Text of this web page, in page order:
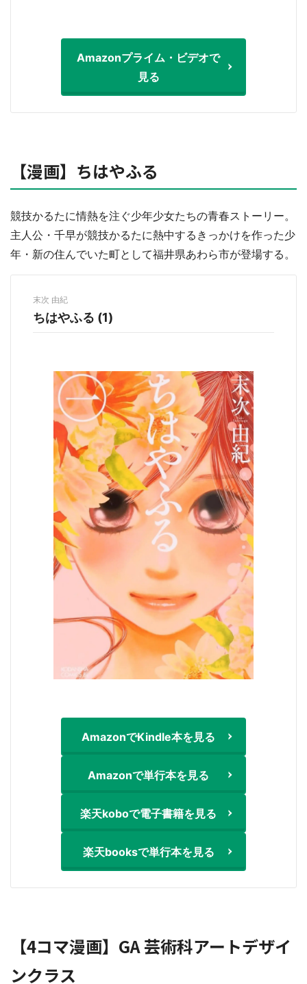
Amazonプライム・ビデオで
見る
【漫画】ちはやふる
競技かるたに情熱を注ぐ少年少女たちの青春ストーリー。
主人公・千早が競技かるたに熱中するきっかけを作った少
年・新の住んでいた町として福井県あわら市が登場する。
末次 由紀
ちはやふる (1)
AmazonでKindle本を見る
Amazonで単行本を見る
楽天koboで電子書籍を見る
楽天booksで単行本を見る
【4コマ漫画】GA 芸術科アートデザイ
ンクラス